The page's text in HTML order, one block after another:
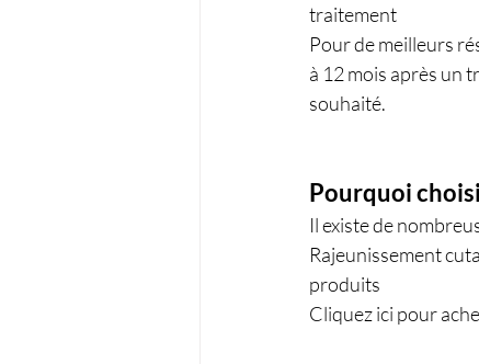
traitement
Pour de meilleurs
à 12 mois après un
souhaité.
Pourquoi
Il existe de
Rajeunissement
produits
Cliquez ici pour